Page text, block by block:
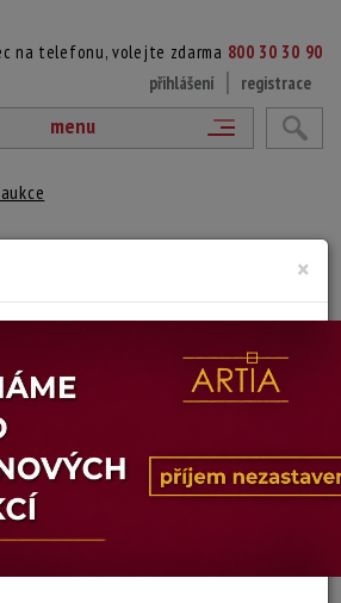
na telefonu, volejte zdarma 800 30 30 90
přihlášení
registrace
menu
fotografie, značeno na reverzu autorským
20:14 SELČ
×